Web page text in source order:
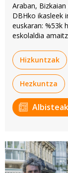
Araban,
DBHko ikasleek inoizko emaitzarik txarrenak lortu dituzte
euskaran: %53k
eskolaldia
Hizkuntzak
Hezkuntza
Albisteak